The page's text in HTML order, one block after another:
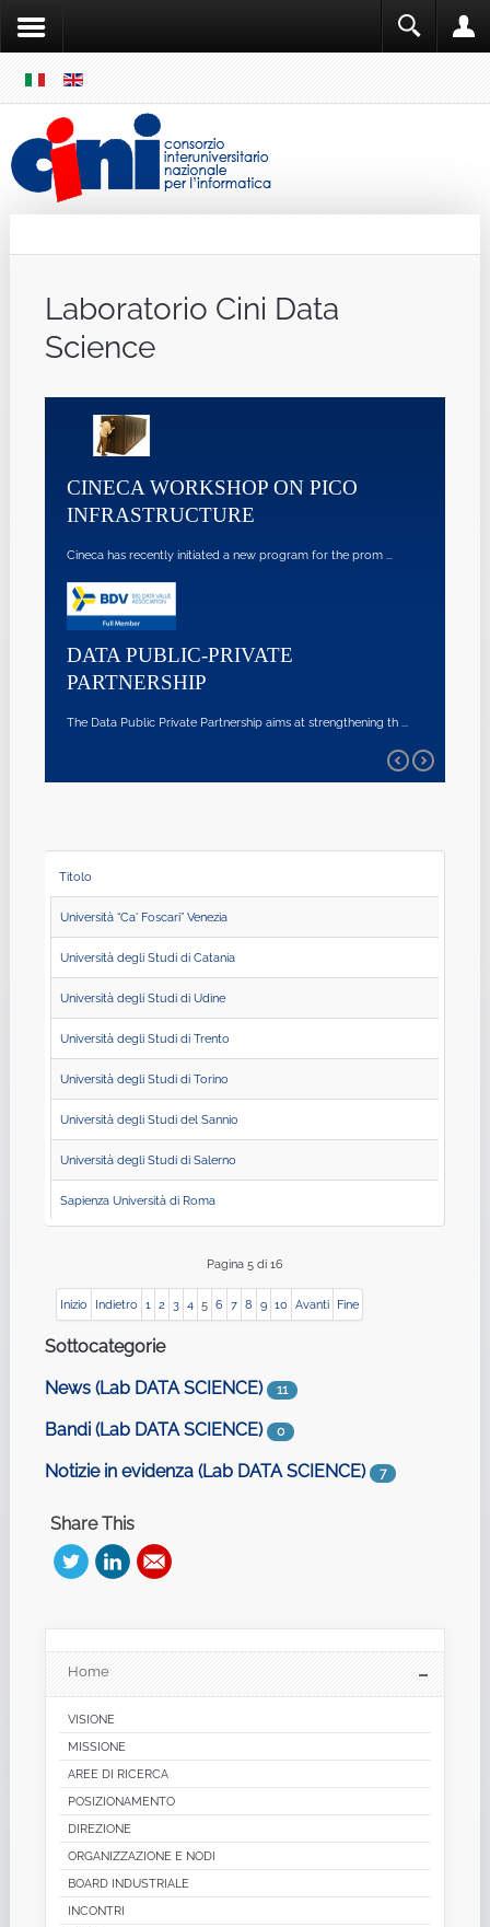
MENU
Laboratorio Cini Data
Science
CINECA WORKSHOP ON PICO
INFRASTRUCTURE
Cineca has recently initiated a new program for the prom ...
DATA PUBLIC-PRIVATE
PARTNERSHIP
The Data Public Private Partnership aims at strengthening th ...
Titolo
Università “Ca' Foscari” Venezia
Università degli Studi di Catania
Università degli Studi di Udine
Università degli Studi di Trento
Università degli Studi di Torino
Università degli Studi del Sannio
Università degli Studi di Salerno
Sapienza Università di Roma
Pagina 5 di 16
Inizio Indietro 1 2 3 4 5 6 7 8 9 10 Avanti Fine
Sottocategorie
News (Lab DATA SCIENCE)
11
Bandi (Lab DATA SCIENCE) 0
Notizie in evidenza (Lab DATA SCIENCE) 7
Share This
Home
VISIONE
MISSIONE
AREE DI RICERCA
POSIZIONAMENTO
DIREZIONE
ORGANIZZAZIONE E NODI
BOARD INDUSTRIALE
INCONTRI